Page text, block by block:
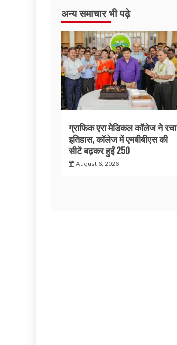
अन्य समाचार भी पढ़े
ग्राफिक एरा मेडिकल कॉलेज ने रचा
इतिहास, कॉलेज में एमबीबीएस की
सीटें बढ़कर हुईं 250
August 6, 2026